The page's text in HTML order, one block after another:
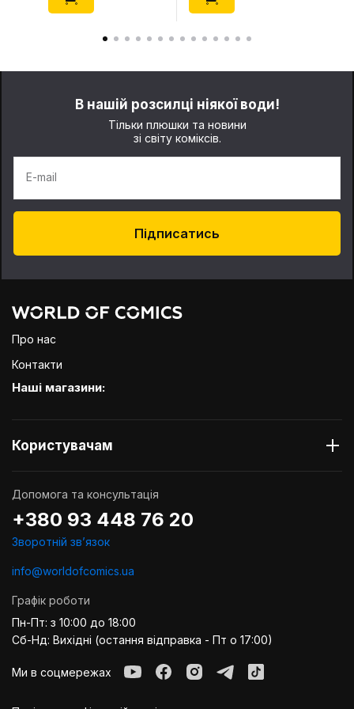
В нашій розсилці ніякої води!
Тільки плюшки та новини
зі світу коміксів.
E-mail
Підписатись
Про нас
Контакти
Наші магазини:
Користувачам
Допомога та консультація
+380 93 448 76 20
Зворотній звʼязок
info@worldofcomics.ua
Графік роботи
Пн-Пт: з 10:00 до 18:00
Сб-Нд: Вихідні (остання відправка - Пт о 17:00)
Ми в соцмережах